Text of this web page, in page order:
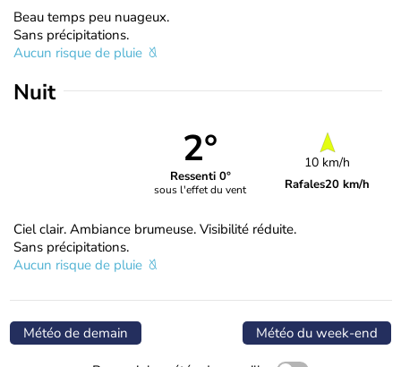
Beau temps peu nuageux.
Sans précipitations.
Aucun risque de pluie
Nuit
2°
Ressenti 0°
sous l'effet du vent
10 km/h
Rafales20 km/h
Ciel clair. Ambiance brumeuse. Visibilité réduite.
Sans précipitations.
Aucun risque de pluie
Météo de demain Météo du week-end